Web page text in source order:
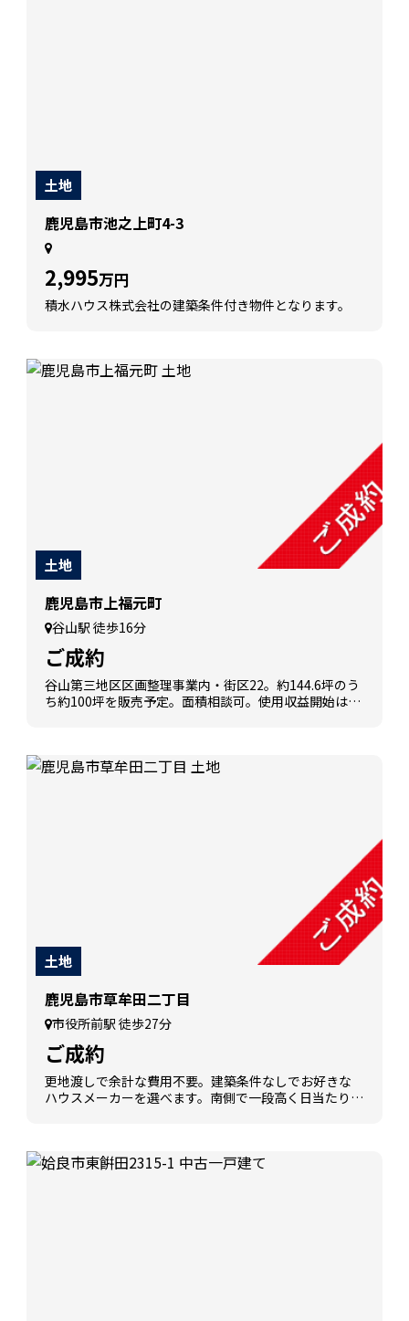
土地
鹿児島市池之上町4-3
2,995万円
積水ハウス株式会社の建築条件付き物件となります。
土地
鹿児島市上福元町
谷山駅 徒歩16分
ご成約
谷山第三地区区画整理事業内・街区22。約144.6坪のう
ち約100坪を販売予定。面積相談可。使用収益開始は令
土地
鹿児島市草牟田二丁目
市役所前駅 徒歩27分
ご成約
更地渡しで余計な費用不要。建築条件なしでお好きな
ハウスメーカーを選べます。南側で一段高く日当たり良